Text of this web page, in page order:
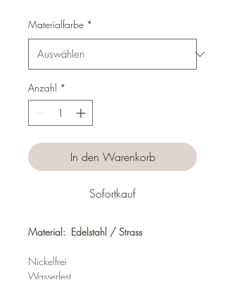
Materialfarbe *
Anzahl *
In den Warenkorb
Sofortkauf
Material: Edelstahl / Strass
Nickelfrei
Wasserfest